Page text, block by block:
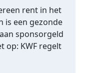
rent in het
is een gezonde
sponsorgeld
op: KWF regelt